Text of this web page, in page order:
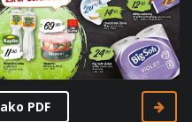
PDF